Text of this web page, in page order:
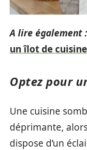
A lire également :
un îlot de cuisine
Optez pour
Une cuisine
déprimante,
dispose d’un